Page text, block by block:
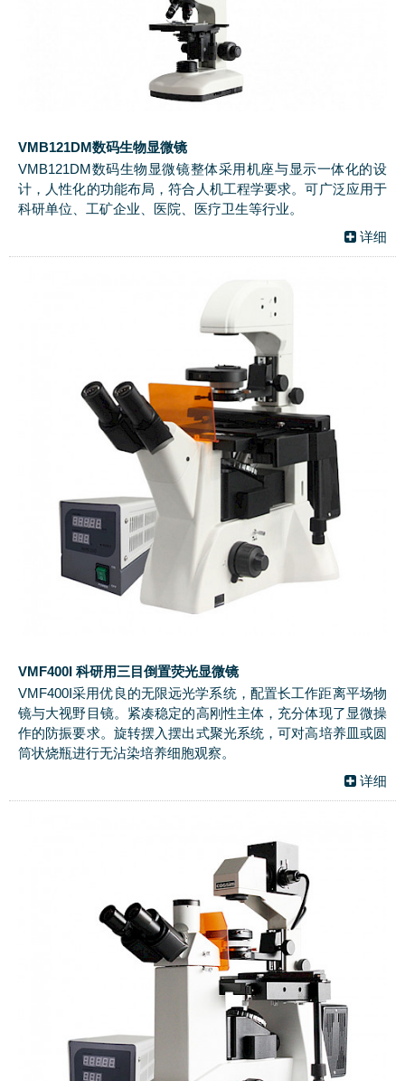
VMB121DM数码生物显微镜
VMB121DM数码生物显微镜整体采用机座与显示一体化的设
计，人性化的功能布局，符合人机工程学要求。可广泛应用于
科研单位、工矿企业、医院、医疗卫生等行业。
详细
VMF400I 科研用三目倒置荧光显微镜
VMF400I采用优良的无限远光学系统，配置长工作距离平场物
镜与大视野目镜。紧凑稳定的高刚性主体，充分体现了显微操
作的防振要求。旋转摆入摆出式聚光系统，可对高培养皿或圆
筒状烧瓶进行无沾染培养细胞观察。
详细